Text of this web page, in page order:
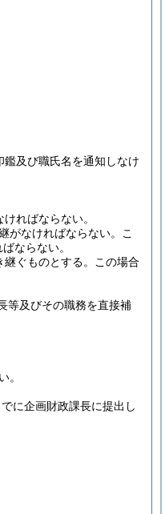
及び職氏名を通知しなけ
ればならない。
なければならない。
こ
ならない。
ぐものとする。
この場合
等及びその職務を直接補
。
に企画財政課長に提出し